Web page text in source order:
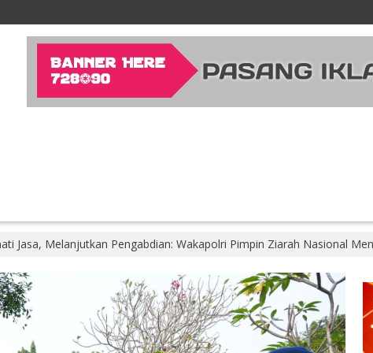
Jasa, Melanjutkan Pengabdian: Wakapolri Pimpin Ziarah Nasional